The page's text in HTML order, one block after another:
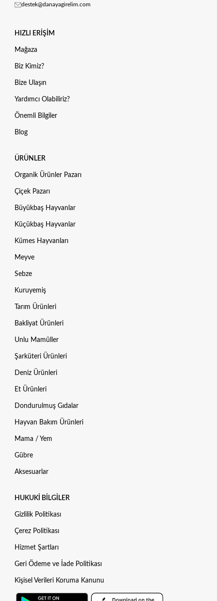
destek@danayagirelim.com
HIZLI ERIŞIM
Mağaza
Biz Kimiz?
Bize Ulaşın
Yardımcı Olabiliriz?
Önemli Bilgiler
Blog
ÜRÜNLER
Organik Ürünler Pazarı
Çiçek Pazarı
Büyükbaş Hayvanlar
Küçükbaş Hayvanlar
Kümes Hayvanları
Meyve
Sebze
Kuruyemiş
Tarım Ürünleri
Bakliyat Ürünleri
Unlu Mamüller
Şarküteri Ürünleri
Deniz Ürünleri
Et Ürünleri
Dondurulmuş Gıdalar
Hayvan Bakım Ürünleri
Mama / Yem
Gübre
Aksesuarlar
HUKUKI BILGILER
Gizlilik Politikası
Çerez Politikası
Hizmet Şartları
Geri Ödeme ve İade Politikası
Kişisel Verileri Koruma Kanunu